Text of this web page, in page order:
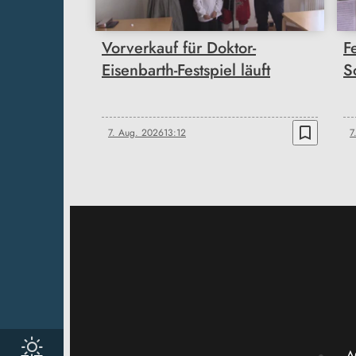
Vorverkauf für Doktor-
Eisenbarth-Festspiel läuft
7. Aug. 202613:12 bookmark_border